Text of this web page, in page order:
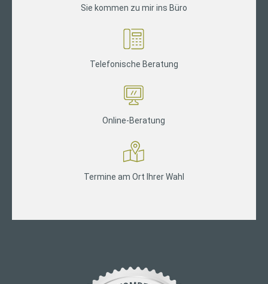
Sie kommen zu mir ins Büro
Telefonische Beratung
Online-Beratung
Termine am Ort Ihrer Wahl